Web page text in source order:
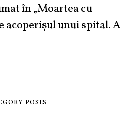
în „Moartea cu
acoperișul unui spital. A
POSTS